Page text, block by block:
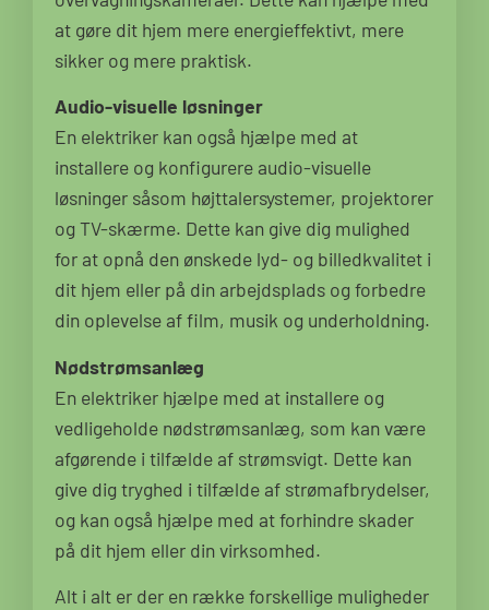
at gøre dit hjem mere energieffektivt, mere
sikker og mere praktisk.
Audio-visuelle løsninger
En elektriker kan også hjælpe med at
installere og konfigurere audio-visuelle
løsninger såsom højttalersystemer, projektorer
og TV-skærme. Dette kan give dig mulighed
for at opnå den ønskede lyd- og billedkvalitet i
dit hjem eller på din arbejdsplads og forbedre
din oplevelse af film, musik og underholdning.
Nødstrømsanlæg
En elektriker hjælpe med at installere og
vedligeholde nødstrømsanlæg, som kan være
afgørende i tilfælde af strømsvigt. Dette kan
give dig tryghed i tilfælde af strømafbrydelser,
og kan også hjælpe med at forhindre skader
på dit hjem eller din virksomhed.
Alt i alt er der en række forskellige muligheder